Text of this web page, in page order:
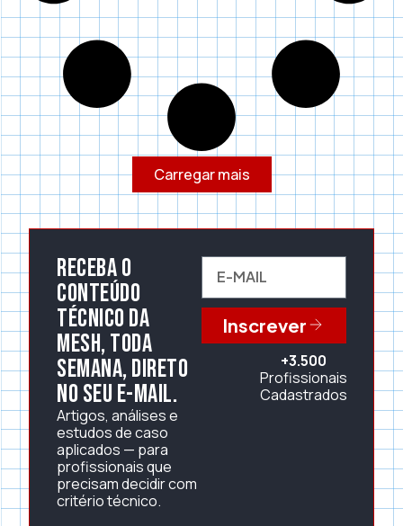
Carregar mais
Receba o
conteúdo
técnico da
Mesh, toda
semana, direto
no seu e-mail.
Artigos, análises e
estudos de caso
aplicados — para
profissionais que
precisam decidir com
critério técnico.
Inscrever
+3.500
Profissionais
Cadastrados